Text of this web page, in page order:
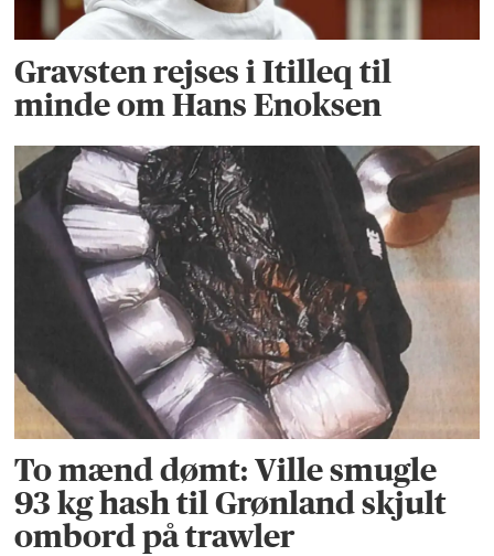
Gravsten rejses i Itilleq til
minde om Hans Enoksen
To mænd dømt: Ville smugle
93 kg hash til Grønland skjult
ombord på trawler